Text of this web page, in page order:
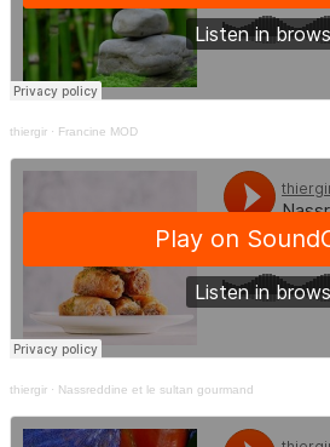
thiergir · Francine MOD
thiergir · Nassreddine et le sultan gourmand